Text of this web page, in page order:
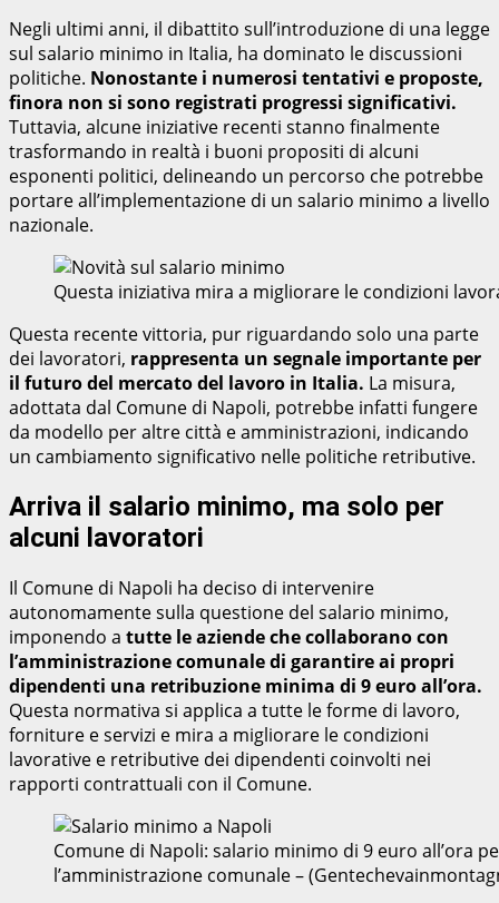
Negli ultimi anni, il dibattito sull’introduzione di una legge
sul salario minimo in Italia, ha dominato le discussioni
politiche. Nonostante i numerosi tentativi e proposte,
finora non si sono registrati progressi significativi.
Tuttavia, alcune iniziative recenti stanno finalmente
trasformando in realtà i buoni propositi di alcuni
esponenti politici, delineando un percorso che potrebbe
portare all’implementazione di un salario minimo a livello
nazionale.
Questa iniziativa mira a migliorare le condizioni
Questa recente vittoria, pur riguardando solo una parte
dei lavoratori, rappresenta un segnale importante per
il futuro del mercato del lavoro in Italia. La misura,
adottata dal Comune di Napoli, potrebbe infatti fungere
da modello per altre città e amministrazioni, indicando
un cambiamento significativo nelle politiche retributive.
Arriva il salario minimo, ma solo per
alcuni lavoratori
Il Comune di Napoli ha deciso di intervenire
autonomamente sulla questione del salario minimo,
imponendo a tutte le aziende che collaborano con
l’amministrazione comunaledi garantire ai propri
dipendenti una retribuzione minima di 9 euro all’ora.
Questa normativa si applica a tutte le forme di lavoro,
forniture e servizi e mira a migliorare le condizioni
lavorative e retributive dei dipendenti coinvolti nei
rapporti contrattuali con il Comune.
Comune di Napoli: salario minimo di 9 euro all’ora
l’amministrazione comunale –